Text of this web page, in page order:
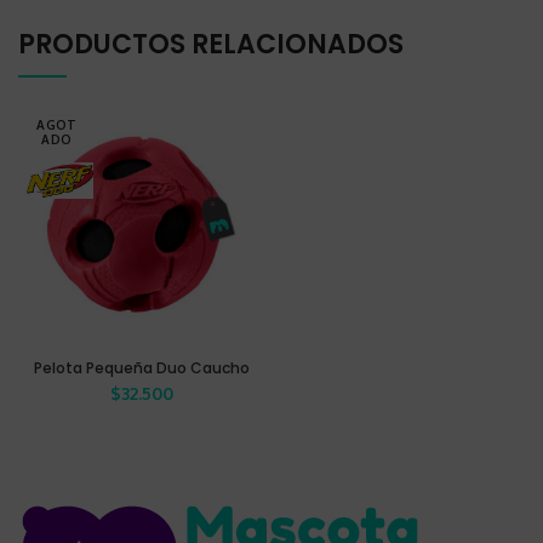
PRODUCTOS RELACIONADOS
AGOT
ADO
Pelota Pequeña Duo Caucho
$32.500